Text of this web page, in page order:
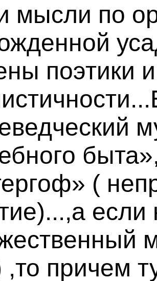
мысли по
поэтики
(
если
причем